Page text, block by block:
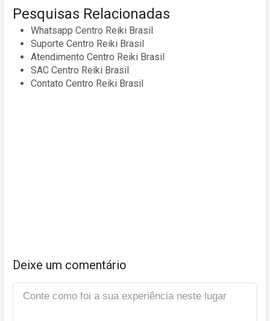
Pesquisas Relacionadas
Whatsapp Centro Reiki Brasil
Suporte Centro Reiki Brasil
Atendimento Centro Reiki Brasil
SAC Centro Reiki Brasil
Contato Centro Reiki Brasil
Deixe um comentário